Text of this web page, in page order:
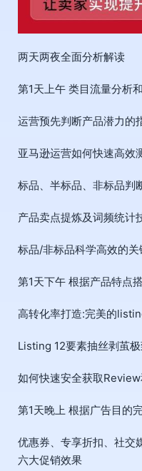
两天两夜全面分析解读
第1天上午 类目流量分析
运营预先判断产品潜力的
亚马逊运营如何快速高效
标品、半标品、非标品判
产品卖点提炼及词频统计
标品/非标品科学高效的
第1天下午 根据产品特点
高转化率打造:完美的
Listing 12要素抽丝剥茧
如何快速安全获取
第1天晚上 根据广告目的
优惠券、专享折扣、社交
六大促销效果